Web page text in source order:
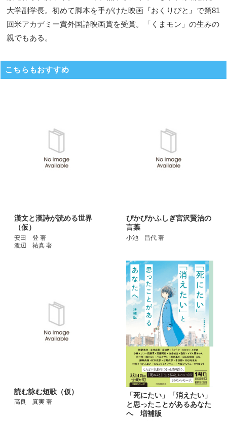
大学副学長。初めて脚本を手がけた映画『おくりびと』で第81
回米アカデミー賞外国語映画賞を受賞。「くまモン」の生みの
親でもある。
こちらもおすすめ
漢文と漢詩が読める世界
（仮）
安田 登 著
渡辺 祐真 著
ぴかぴかふしぎ宮沢賢治の
言葉
小池 昌代 著
読む詠む短歌（仮）
高良 真実 著
「死にたい」「消えたい」
と思ったことがあるあなた
へ 増補版